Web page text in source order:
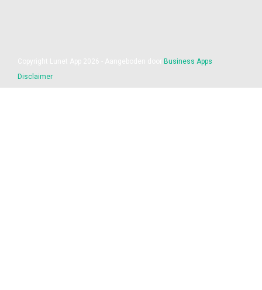
Business Apps
Disclaimer